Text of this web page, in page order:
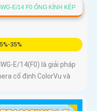
E/14 F0 ỐNG KÍNH KÉP
35%
E/14(F0) là giải pháp
cố định ColorVu và